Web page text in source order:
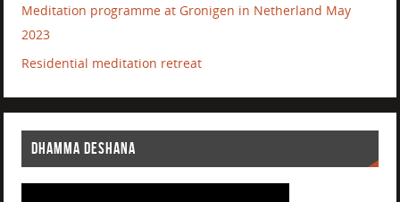
Meditation programme at Gronigen in Netherland May
2023
Residential meditation retreat
DHAMMA DESHANA